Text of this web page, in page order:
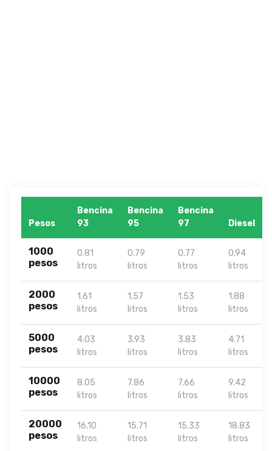
Pesos
Bencina
93
Bencina
95
Bencina
97
Diesel
1000
pesos
0.81
litros
0.79
litros
0.77
litros
0.94
litros
2000
pesos
1.61
litros
1.57
litros
1.53
litros
1.88
litros
5000
pesos
4.03
litros
3.93
litros
3.83
litros
4.71
litros
10000
pesos
8.05
litros
7.86
litros
7.66
litros
9.42
litros
20000
pesos
16.10
litros
15.71
litros
15.33
litros
18.83
litros